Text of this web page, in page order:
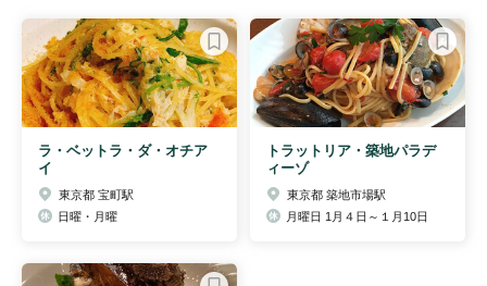
ラ・ベットラ・ダ・オチア
イ
東京都 宝町駅
日曜・月曜
トラットリア・築地パラデ
ィーゾ
東京都 築地市場駅
月曜日 1月４日～１月10日